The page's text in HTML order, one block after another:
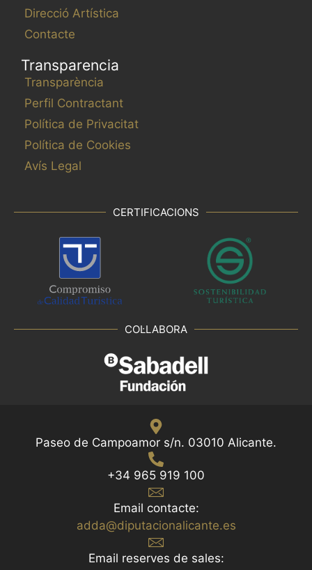
Direcció Artística
Contacte
Transparencia
Transparència
Perfil Contractant
Política de Privacitat
Política de Cookies
Avís Legal
CERTIFICACIONS
COL·LABORA
Paseo de Campoamor s/n. 03010 Alicante.
+34 965 919 100
Email contacte:
adda@diputacionalicante.es
Email reserves de sales: